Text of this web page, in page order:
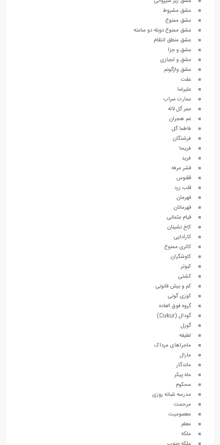
عشق مشروط
عشق ممنوع
عشق ممنوع دوبله دو ساعته
عشق منطق انتقام
عشق و جزا
عشق و لجبازی
عشق واژگونم
عفت
علیرضا
عمارت سراب
عمر گل لاله
غم هجران
فاطما گل
فرشتگان
فریحا
فرید
قشر مرفه
ققنوس
قلب زرد
قهرمان
قهرمانان
قیام عثمانی
کاخ نشینان
کارادایی
کالری ممنوع
کاوشگران
کبوتر
کشتی
کم و بیش قانونی
کوزی گونی
گروه فوق العاده
گودال (Cukur)
گوزل
لطیفه
ماجراهای مرداک
مارال
ماندگار
ماه پیکر
محکوم
مدرسه شبانه روزی
مرحمت
معصومیت
معلم
ملکه